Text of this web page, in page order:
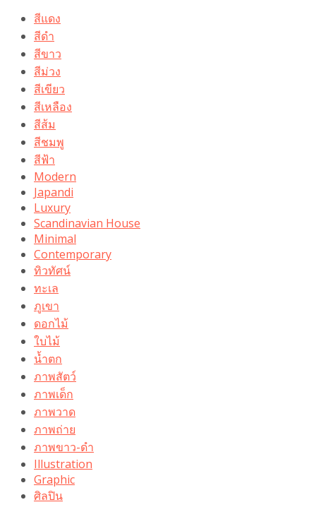
สีแดง
สีดำ
สีขาว
สีม่วง
สีเขียว
สีเหลือง
สีส้ม
สีชมพู
สีฟ้า
Modern
Japandi
Luxury
Scandinavian House
Minimal
Contemporary
ทิวทัศน์
ทะเล
ภูเขา
ดอกไม้
ใบไม้
น้ำตก
ภาพสัตว์
ภาพเด็ก
ภาพวาด
ภาพถ่าย
ภาพขาว-ดำ
Illustration
Graphic
ศิลปิน